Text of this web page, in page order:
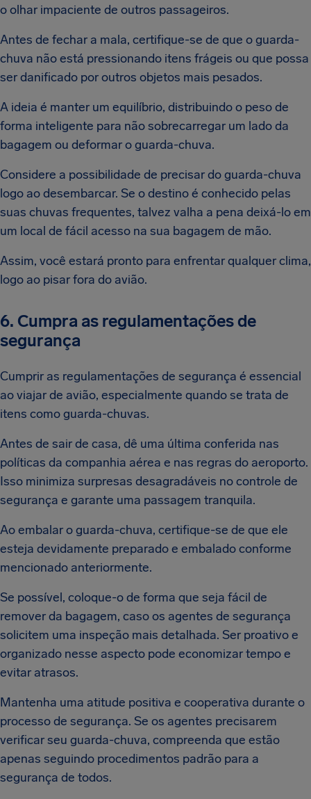
o olhar impaciente de outros passageiros.
Antes de fechar a mala, certifique-se de que o guarda-
chuva não está pressionando itens frágeis ou que possa
ser danificado por outros objetos mais pesados.
A ideia é manter um equilíbrio, distribuindo o peso de
forma inteligente para não sobrecarregar um lado da
bagagem ou deformar o guarda-chuva.
Considere a possibilidade de precisar do guarda-chuva
logo ao desembarcar. Se o destino é conhecido pelas
suas chuvas frequentes, talvez valha a pena deixá-lo em
um local de fácil acesso na sua bagagem de mão.
Assim, você estará pronto para enfrentar qualquer clima,
logo ao pisar fora do avião.
6. Cumpra as regulamentações de
segurança
Cumprir as regulamentações de segurança é essencial
ao viajar de avião, especialmente quando se trata de
itens como guarda-chuvas.
Antes de sair de casa, dê uma última conferida nas
políticas da companhia aérea e nas regras do aeroporto.
Isso minimiza surpresas desagradáveis no controle de
segurança e garante uma passagem tranquila.
Ao embalar o guarda-chuva, certifique-se de que ele
esteja devidamente preparado e embalado conforme
mencionado anteriormente.
Se possível, coloque-o de forma que seja fácil de
remover da bagagem, caso os agentes de segurança
solicitem uma inspeção mais detalhada. Ser proativo e
organizado nesse aspecto pode economizar tempo e
evitar atrasos.
Mantenha uma atitude positiva e cooperativa durante o
processo de segurança. Se os agentes precisarem
verificar seu guarda-chuva, compreenda que estão
apenas seguindo procedimentos padrão para a
segurança de todos.